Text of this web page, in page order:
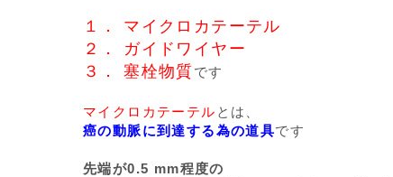
１． マイクロカテーテル
２． ガイドワイヤー
３． 塞栓物質です
マイクロカテーテル とは、
癌の動脈に到達する為の道具です
先端が0.5 mm程度の